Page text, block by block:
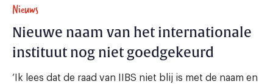
Nieuws
Nieuwe naam van het internationale
instituut nog niet goedgekeurd
‘Ik lees dat de raad van IIBS niet blij is met de naam en